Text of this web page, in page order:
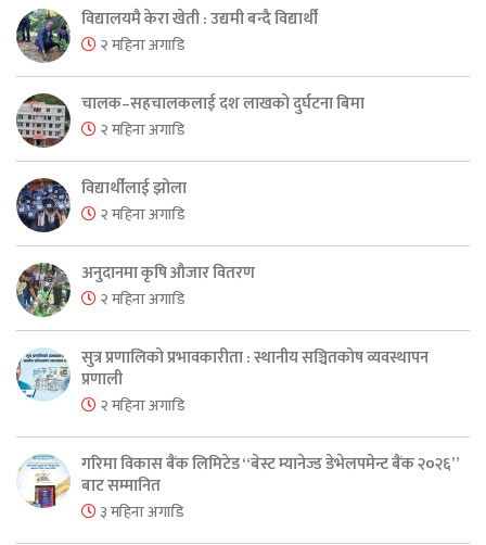
विद्यालयमै केरा खेती : उद्यमी बन्दै विद्यार्थी
२ महिना अगाडि
चालक–सहचालकलाई दश लाखको दुर्घटना बिमा
२ महिना अगाडि
विद्यार्थीलाई झोला
२ महिना अगाडि
अनुदानमा कृषि औजार वितरण
२ महिना अगाडि
सुत्र प्रणालिको प्रभावकारीता : स्थानीय सञ्चितकोष व्यवस्थापन
प्रणाली
२ महिना अगाडि
गरिमा विकास बैंक लिमिटेड “बेस्ट म्यानेज्ड डेभेलपमेन्ट बैंक २०२६”
बाट सम्मानित
३ महिना अगाडि